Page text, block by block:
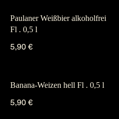
Paulaner Weißbier alkoholfrei
Fl . 0,5 l
5,90 €
Banana-Weizen hell Fl . 0,5 l
5,90 €